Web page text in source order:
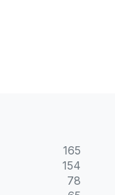
165
154
78